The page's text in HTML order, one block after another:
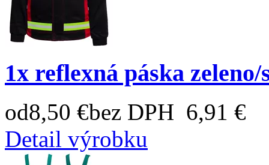
1x reflexná páska
od8,50 €bez DPH 6,91 €
Detail výrobku